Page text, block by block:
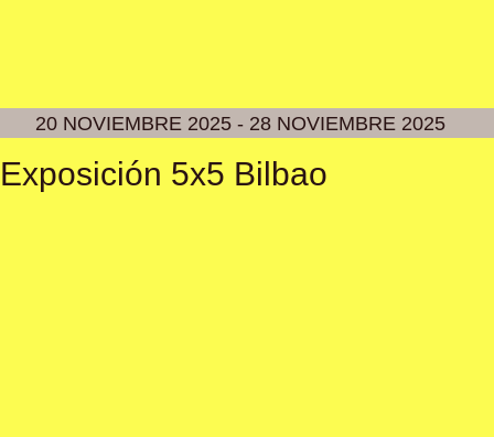
20 NOVIEMBRE 2025 - 28 NOVIEMBRE 2025
Exposición 5x5 Bilbao